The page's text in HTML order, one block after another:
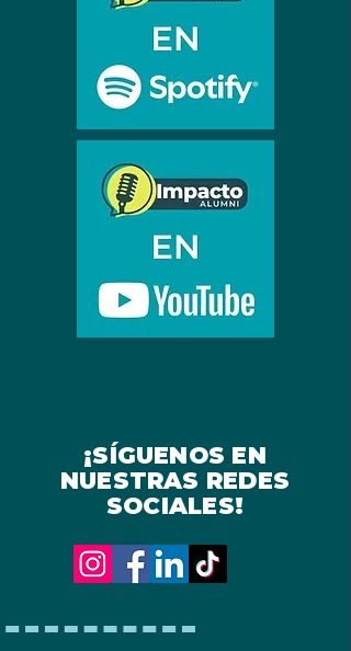
¡SÍGUENOS EN
NUESTRAS REDES
SOCIALES!